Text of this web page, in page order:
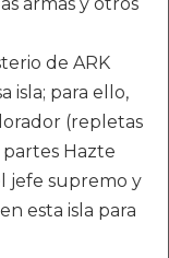
armas y otros
de ARK
isla; para ello,
(repletas
partes Hazte
jefe supremo y
esta isla para